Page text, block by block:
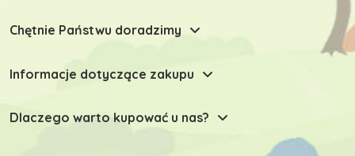
Zabawki do 6 miesiąca
Chętnie Państwu doradzimy
Informacje dotyczące zakupu
Dlaczego warto kupować u nas?